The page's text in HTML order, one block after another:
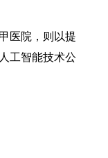
医院，则以提
工智能技术公